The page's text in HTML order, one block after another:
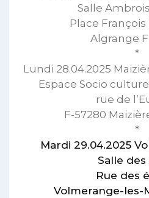
Salle
Place
Algrange
*
Lundi 28.04.2025
Espace Socio
rue de
F-57280
*
Mardi 29.04.2025
Salle des
Rue des
Volmerange-les-